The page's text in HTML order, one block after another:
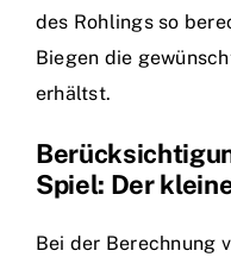
des Rohlings so
Biegen die
erhältst.
Spiel: Der
Bei der Berechnung